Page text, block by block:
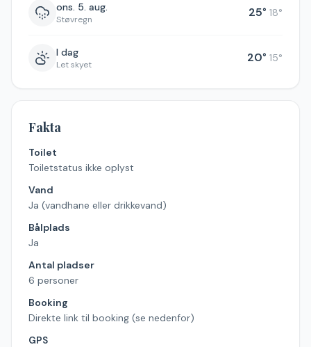
ons. 5. aug.
Støvregn 25° 18°
I dag
Let skyet 20° 15°
Fakta
Toilet
Toiletstatus ikke oplyst
Vand
Ja (vandhane eller drikkevand)
Bålplads
Ja
Antal pladser
6 personer
Booking
Direkte link til booking (se nedenfor)
GPS